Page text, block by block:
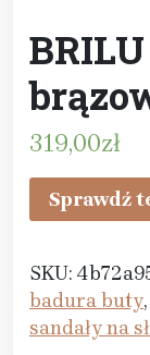
319,00zł
Sprawdź
SKU:
badura buty,
sandały na